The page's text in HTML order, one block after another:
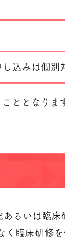
みは個別
ととなります
るいは臨床
臨床研修を